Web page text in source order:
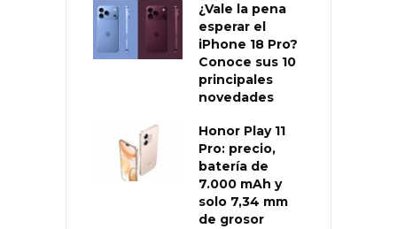
¿Vale la pena
esperar el
iPhone 18 Pro?
Conoce sus 10
principales
novedades
Honor Play 11
Pro: precio,
batería de
7.000 mAh y
solo 7,34 mm
de grosor